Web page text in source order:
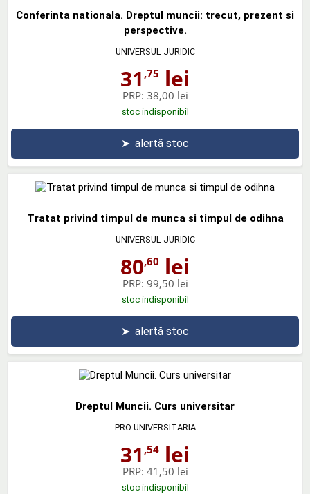
Conferinta nationala. Dreptul muncii: trecut, prezent si
perspective.
UNIVERSUL JURIDIC
31 ,75 lei
PRP: 38,00 lei
stoc indisponibil
➤ alertă stoc
Tratat privind timpul de munca si timpul de odihna
UNIVERSUL JURIDIC
80,60 lei
PRP: 99,50 lei
stoc indisponibil
➤ alertă stoc
Dreptul Muncii. Curs universitar
PRO UNIVERSITARIA
31 ,54 lei
PRP: 41,50 lei
stoc indisponibil